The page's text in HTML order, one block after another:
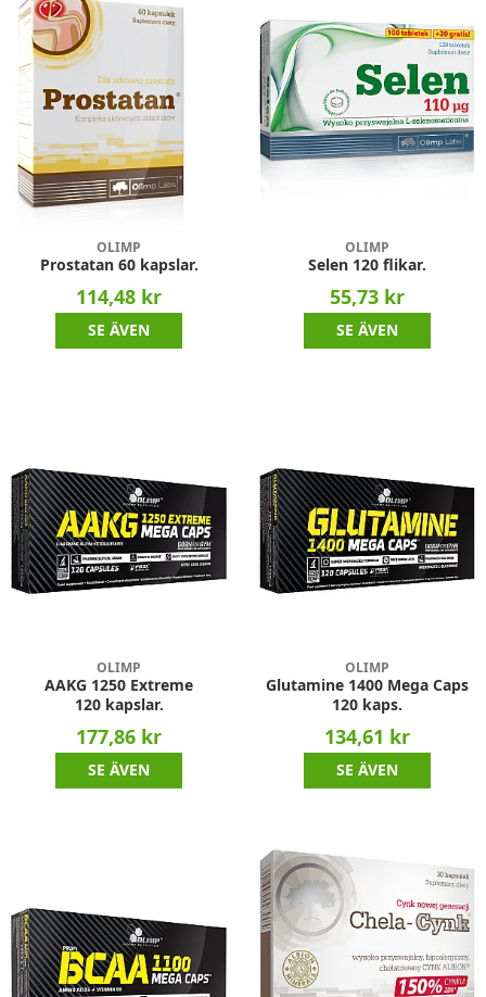
OLIMP
Prostatan 60 kapslar.
114,48 kr
SE ÄVEN
OLIMP
Selen 120 flikar.
55,73 kr
SE ÄVEN
OLIMP
AAKG 1250 Extreme
120 kapslar.
177,86 kr
SE ÄVEN
OLIMP
Glutamine 1400 Mega Caps
120 kaps.
134,61 kr
SE ÄVEN